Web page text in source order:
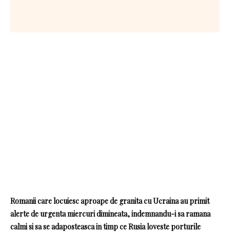
Romanii care locuiesc aproape de granita cu Ucraina au primit
alerte de urgenta miercuri dimineata, indemnandu-i sa ramana
calmi si sa se adaposteasca in timp ce Rusia loveste porturile